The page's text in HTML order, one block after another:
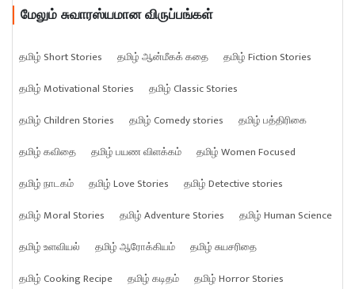
மேலும் சுவாரஸ்யமான விருப்பங்கள்
தமிழ் Short Stories தமிழ் ஆன்மீகக் கதை
தமிழ் Fiction Stories
தமிழ் Motivational Stories
தமிழ் Classic Stories
தமிழ் Children Stories
தமிழ் Comedy stories
தமிழ் பத்திரிகை
தமிழ் கவிதை
தமிழ் பயண விளக்கம்
தமிழ் Women Focused
தமிழ் நாடகம்
தமிழ் Love Stories
தமிழ் Detective stories
தமிழ் Moral Stories
தமிழ் Adventure Stories
தமிழ் Human Science
தமிழ் உளவியல்
தமிழ் ஆரோக்கியம்
தமிழ் சுயசரிதை
தமிழ் Cooking Recipe
தமிழ் கடிதம்
தமிழ் Horror Stories